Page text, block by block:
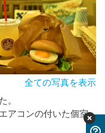
全ての写真を表示
。
アコンの付いた個室